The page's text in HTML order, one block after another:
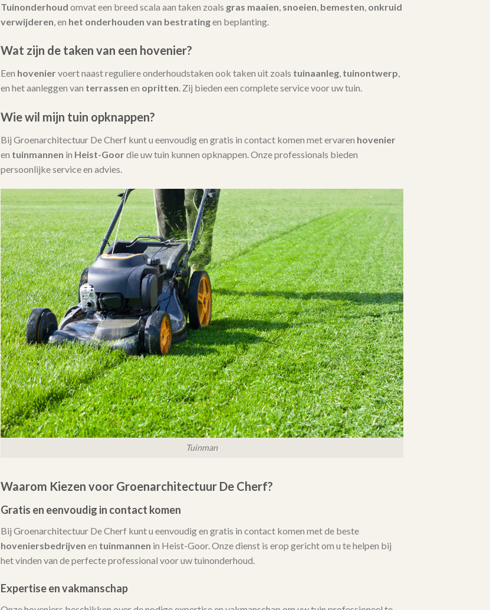
Tuinonderhoud omvat een breed scala aan taken zoals gras maaien snoeien bemesten onkruid
verwijderen , en het onderhouden van bestratingen beplanting.
Wat zijn de taken van een hovenier?
Een hoveniervoert naast reguliere onderhoudstaken ook taken uit zoals tuinaanleg, tuinontwerp,
en het aanleggen van terrassen en opritten. Zij bieden een complete service voor uw tuin.
Wie wil mijn tuin opknappen?
Bij Groenarchitectuur De Cherf kunt u eenvoudig en gratis in contact komen met ervaren hovenier
en tuinmannen in Heist-Goordie uw tuin kunnen opknappen. Onze professionals bieden
persoonlijke service en advies.
Tuinman
Waarom Kiezen voor Groenarchitectuur De Cherf?
Gratis en eenvoudig in contact komen
Bij Groenarchitectuur De Cherf kunt u eenvoudig en gratis in contact komen met de beste
hoveniersbedrijven en tuinmannen in Heist-Goor. Onze dienst is erop gericht om u te helpen bij
het vinden van de perfecte professional voor uw tuinonderhoud.
Expertise en vakmanschap